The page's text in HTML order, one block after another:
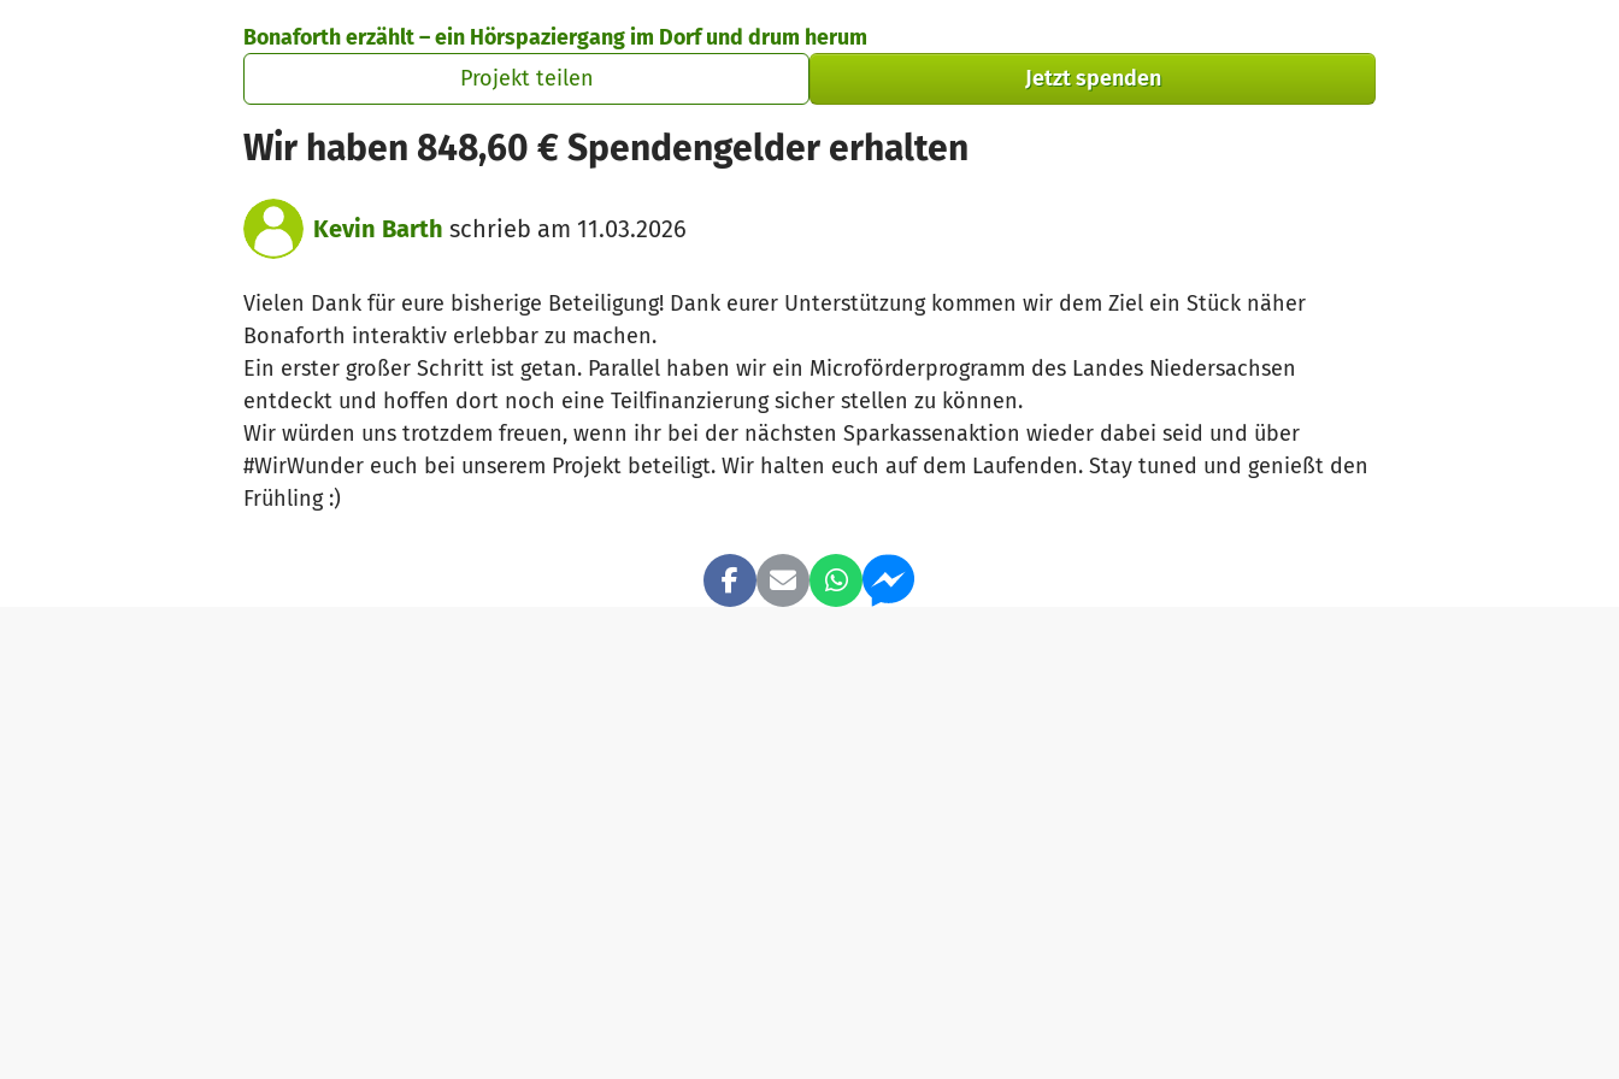
Bonaforth erzählt – ein Hörspaziergang im Dorf und drum herum
Projekt teilen
Jetzt spenden
Wir haben 848,60 € Spendengelder erhalten
Kevin Barth schrieb am 11.03.2026
Vielen Dank für eure bisherige Beteiligung! Dank eurer Unterstützung kommen wir dem Ziel ein Stück näher
Bonaforth interaktiv erlebbar zu machen.
Ein erster großer Schritt ist getan. Parallel haben wir ein Microförderprogramm des Landes Niedersachsen
entdeckt und hoffen dort noch eine Teilfinanzierung sicher stellen zu können.
Wir würden uns trotzdem freuen, wenn ihr bei der nächsten Sparkassenaktion wieder dabei seid und über
#WirWunder euch bei unserem Projekt beteiligt. Wir halten euch auf dem Laufenden. Stay tuned und genießt den
Frühling :)